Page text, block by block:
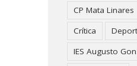
CP Mata Linares
Crítica
IES Augusto